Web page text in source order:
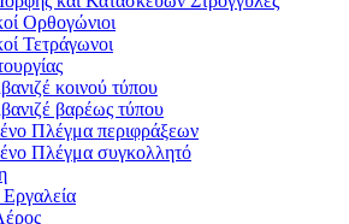
Ορθογώνιοι
Τετράγωνοι
κοινού τύπου
βαρέως τύπου
Πλέγμα περιφράξεων
Πλέγμα συγκολλητό